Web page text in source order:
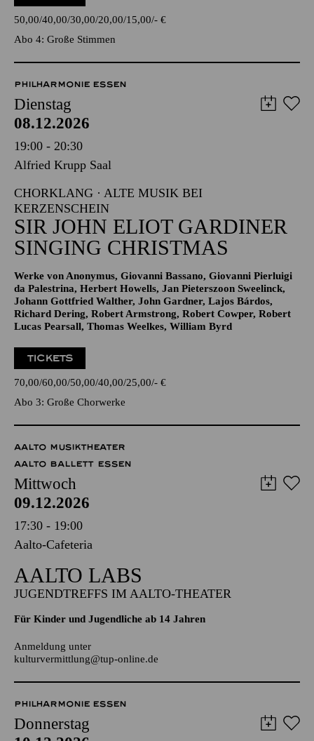
Pergolesi
TICKETS
50,00 40,00 30,00 20,00 15,00 -€
Abo 4: Große Stimmen
PHILHARMONIE ESSEN
Dienstag
08.12.2026
19:00 - 20:30
Alfried Krupp Saal
CHORKLANG · ALTE MUSIK BEI
KERZENSCHEIN
SIR JOHN ELIOT GARDINER
SINGING CHRISTMAS
Werke von Anonymus, Giovanni Bassano, Giovanni Pierluigi
da Palestrina, Herbert Howells, Jan Pieterszoon Sweelinck,
Richard Dering, Robert Armstrong, Robert Cowper, Robert
Lucas Pearsall, Thomas Weelkes, William Byrd
TICKETS
70,00 60,00 50,00 40,00 25,00 -€
Abo 3: Große Chorwerke
AALTO MUSIKTHEATER
AALTO BALLETT ESSEN
Mittwoch
09.12.2026
17:30 - 19:00
Aalto-Cafeteria
AALTO LABS
Für Kinder und Jugendliche ab 14 Jahren
kulturvermittlung@tup-online.de